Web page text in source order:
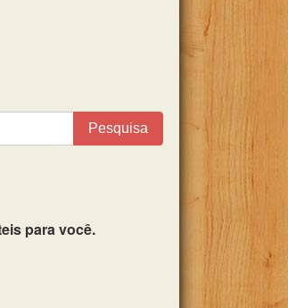
Pesquisa
para você.